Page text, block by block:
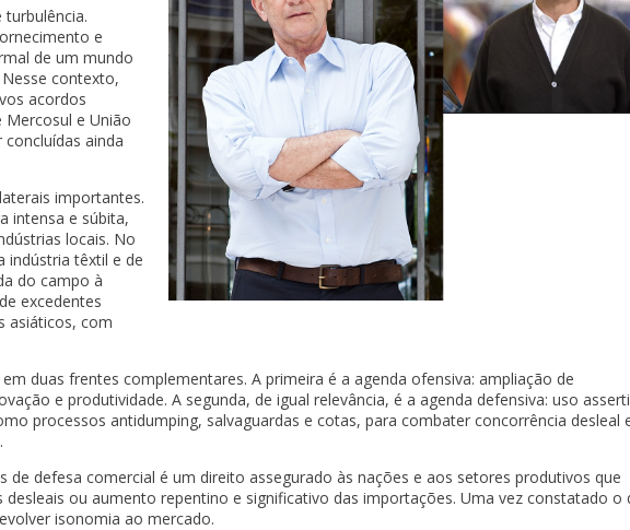
e
de um mundo
contexto,
acordos
e União
ainda
importantes.
intensa e súbita,
locais. No
indústria têxtil e de
do campo à
excedentes
asiáticos, com
duas frentes complementares. A primeira é a agenda ofensiva: ampliação de
e produtividade. A segunda, de igual relevância, é a agenda defensiva: uso
processos antidumping, salvaguardas e cotas, para combater concorrência desleal
defesa comercial é um direito assegurado às nações e aos setores produtivos que
ou aumento repentino e significativo das importações. Uma vez constatado o
isonomia ao mercado.